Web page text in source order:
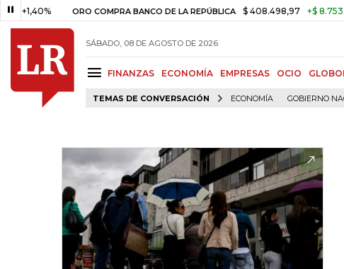
ORO COMPRA BANCO DE LA REPÚBLICA $ 408.498,97 +$ 8.753,81
SÁBADO, 08 DE AGOSTO DE 2026
FINANZAS ECONOMÍA EMPRESAS OCIO
TEMAS DE CONVERSACIÓN ECONOMÍA GOBIERNO